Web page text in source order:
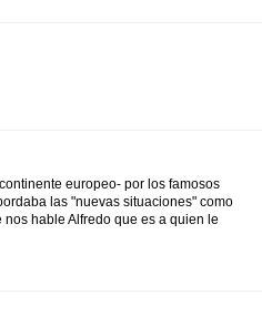
europeo- por los famosos
las "nuevas situaciones" como
hable Alfredo que es a quien le